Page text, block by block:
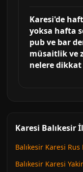
Karesi'de
yoksa hafta
pub ve bar
müsaitlik ve
nelere
Karesi Balıkesir
Balıkesir Karesi Rus
Balıkesir Karesi